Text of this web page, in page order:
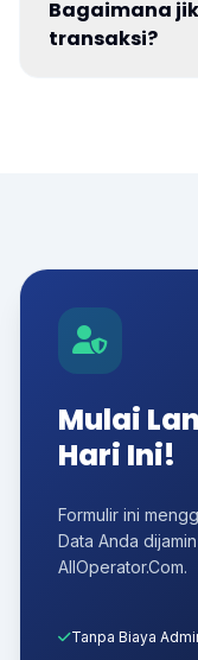
Bagaimana
transaksi?
Mulai
Hari Ini!
Formulir ini
Data Anda
AllOperator.Com.
Tanpa Biaya